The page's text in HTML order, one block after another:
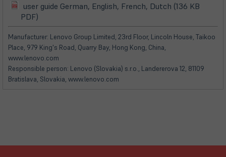
(öffnet
in
neuem
Tab)
user guide German, English, French, Dutch (136 KB
PDF)
in
neuem
Tab)
Manufacturer: Lenovo Group Limited, 23rd Floor, Lincoln House, Taikoo
Place, 979 King's Road, Quarry Bay, Hong Kong, China,
www.lenovo.com
Responsible person: Lenovo (Slovakia) s.r.o., Landererova 12, 81109
Bratislava, Slovakia, www.lenovo.com